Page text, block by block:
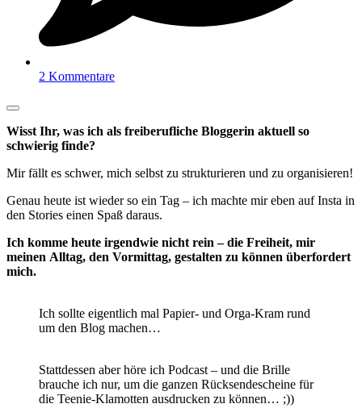
2 Kommentare
Wisst Ihr, was ich als freiberufliche Bloggerin aktuell so
schwierig finde?
Mir fällt es schwer, mich selbst zu strukturieren und zu organisieren!
Genau heute ist wieder so ein Tag – ich machte mir eben auf Insta in
den Stories einen Spaß daraus.
Ich komme heute irgendwie nicht rein – die Freiheit, mir
meinen Alltag, den Vormittag, gestalten zu können überfordert
mich.
Ich sollte eigentlich mal Papier- und Orga-Kram rund
um den Blog machen…
Stattdessen aber höre ich Podcast – und die Brille
brauche ich nur, um die ganzen Rücksendescheine für
die Teenie-Klamotten ausdrucken zu können… ;))